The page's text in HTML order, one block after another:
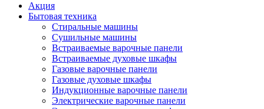
Акция
Бытовая техника
Стиральные машины
Сушильные машины
Встраиваемые варочные панели
Встраиваемые духовые шкафы
Газовые варочные панели
Газовые духовые шкафы
Индукционные варочные панели
Электрические варочные панели